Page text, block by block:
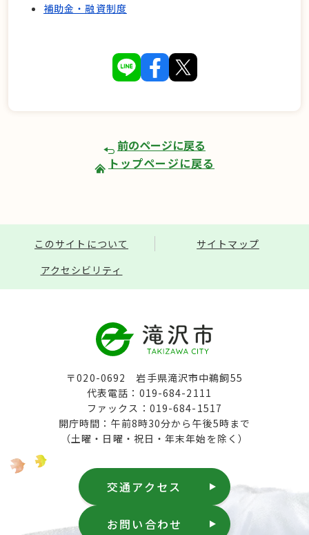
補助金・融資制度
前のページに戻る
トップページに戻る
このサイトについて
サイトマップ
アクセシビリティ
〒020-0692 岩手県滝沢市中鵜飼55
代表電話：019-684-2111
ファックス：019-684-1517
開庁時間：午前8時30分から午後5時まで
（土曜・日曜・祝日・年末年始を除く）
交通アクセス
お問い合わせ